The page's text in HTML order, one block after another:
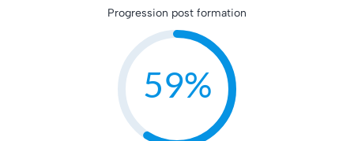
Progression post formation
97%